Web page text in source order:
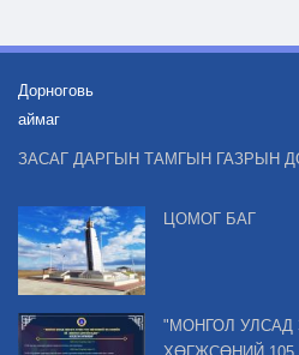
Дорноговь
аймаг
ЗАСАГ ДАРГЫН ТАМГЫН ГАЗРЫН
ЦОМОГ БАГ
"МОНГОЛ УЛСАД